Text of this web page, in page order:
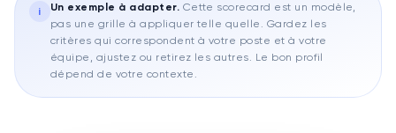
i Un exemple à adapter. Cette scorecard est un modèle,
pas une grille à appliquer telle quelle. Gardez les
critères qui correspondent à votre poste et à votre
équipe, ajustez ou retirez les autres. Le bon profil
dépend de votre contexte.